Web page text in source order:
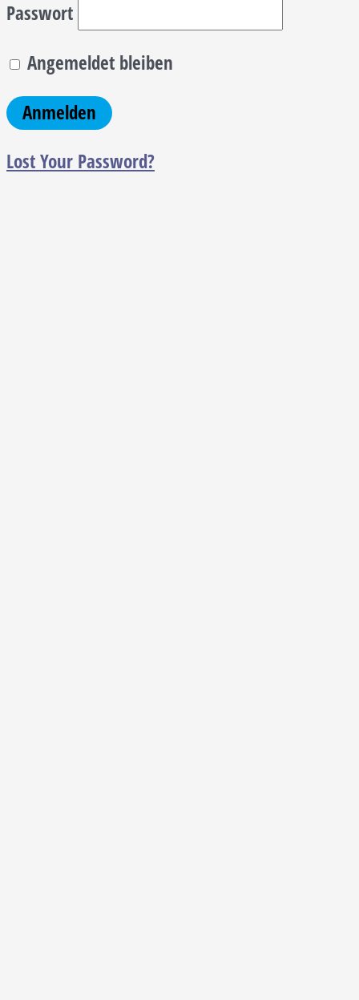
Passwort
Angemeldet bleiben
Lost Your Password?